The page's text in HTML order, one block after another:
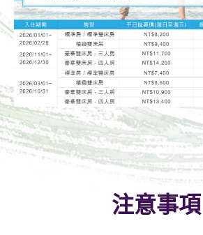
注意事項